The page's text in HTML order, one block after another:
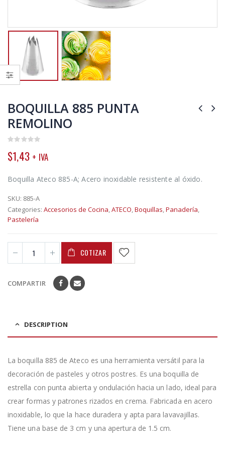
BOQUILLA 885 PUNTA
REMOLINO
out
of
$1,43 + IVA
Boquilla Ateco 885-A; Acero inoxidable resistente al óxido.
SKU: 885-A
Categories: Accesorios de Cocina,ATECO,Boquillas,Panadería,
Pastelería
COTIZAR
COMPARTIR
DESCRIPTION
La boquilla 885 de Ateco es una herramienta versátil para la
decoración de pasteles y otros postres. Es una boquilla de
estrella con punta abierta y ondulación hacia un lado, ideal para
crear formas y patrones rizados en crema. Fabricada en acero
inoxidable, lo que la hace duradera y apta para lavavajillas.
Tiene una base de 3 cm y una apertura de 1.5 cm.